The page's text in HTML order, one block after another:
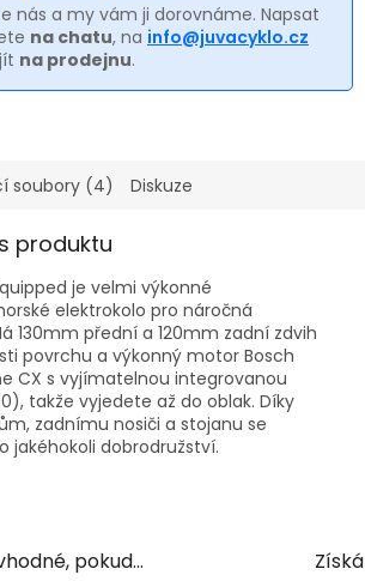
nás a my vám ji dorovnáme. Napsat
na chatu, na info@juvacyklo.cz
na prodejnu.
soubory (4) Diskuze
produktu
je velmi výkonné
elektrokolo pro náročná
130mm přední a 120mm zadní zdvih
povrchu a výkonný motor Bosch
CX s vyjímatelnou integrovanou
takže vyjedete až do oblak. Díky
zadnímu nosiči a stojanu se
jakéhokoli dobrodružství.
pokud…